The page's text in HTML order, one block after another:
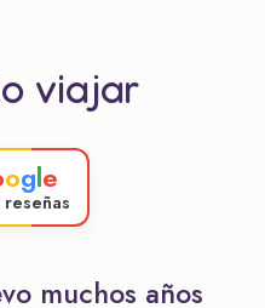
viajar
ogle
muchos años